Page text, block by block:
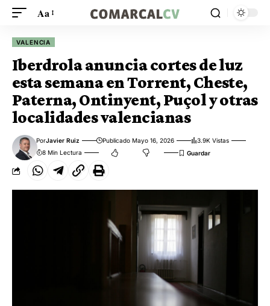
Aa
VALENCIA
Iberdrola anuncia cortes de luz
esta semana en Torrent, Cheste,
Paterna, Ontinyent, Puçol y otras
localidades valencianas
PorJavier Ruiz Publicado Mayo 16, 2026
3.9K Vistas
8 Min Lectura